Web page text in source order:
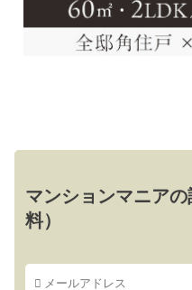
マンションマニア
料）